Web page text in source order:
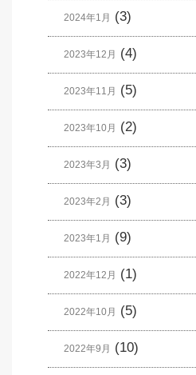
2024年1月 (3)
2023年12月 (4)
2023年11月 (5)
2023年10月 (2)
2023年3月 (3)
2023年2月 (3)
2023年1月 (9)
2022年12月 (1)
2022年10月 (5)
2022年9月 (10)